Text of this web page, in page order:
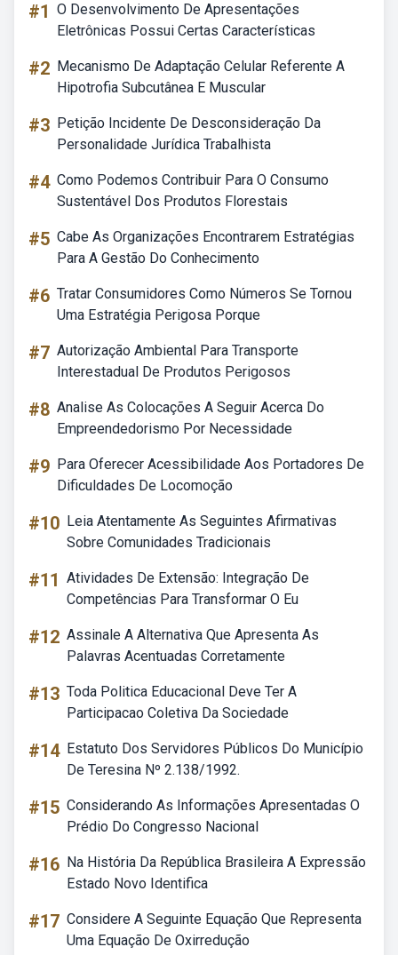
#1 O Desenvolvimento De Apresentações
Eletrônicas Possui Certas Características
#2 Mecanismo De Adaptação Celular Referente A
Hipotrofia Subcutânea E Muscular
#3 Petição Incidente De Desconsideração Da
Personalidade Jurídica Trabalhista
#4 Como Podemos Contribuir Para O Consumo
Sustentável Dos Produtos Florestais
#5 Cabe As Organizações Encontrarem Estratégias
Para A Gestão Do Conhecimento
#6 Tratar Consumidores Como Números Se Tornou
Uma Estratégia Perigosa Porque
#7 Autorização Ambiental Para Transporte
Interestadual De Produtos Perigosos
#8 Analise As Colocações A Seguir Acerca Do
Empreendedorismo Por Necessidade
#9 Para Oferecer Acessibilidade Aos Portadores De
Dificuldades De Locomoção
#10 Leia Atentamente As Seguintes Afirmativas
Sobre Comunidades Tradicionais
#11 Atividades De Extensão: Integração De
Competências Para Transformar O Eu
#12 Assinale A Alternativa Que Apresenta As
Palavras Acentuadas Corretamente
#13 Toda Politica Educacional Deve Ter A
Participacao Coletiva Da Sociedade
#14 Estatuto Dos Servidores Públicos Do Município
De Teresina Nº 2.138/1992.
#15 Considerando As Informações Apresentadas O
Prédio Do Congresso Nacional
#16 Na História Da República Brasileira A Expressão
Estado Novo Identifica
#17 Considere A Seguinte Equação Que Representa
Uma Equação De Oxirredução